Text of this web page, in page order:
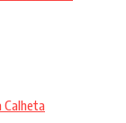
Calheta